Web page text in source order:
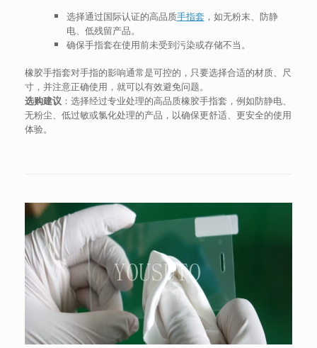
选择通过国际认证的高品质手指套 ，如无粉末、防静
电、低残留产品。
确保手指套在使用前未受到污染或存储不当。
橡胶手指套对手指的影响通常是可控的，只要选择合适的材质、尺
寸，并注意正确使用，就可以有效避免问题。
选购建议 ：选择经过专业处理的高品质橡胶手指套，例如防静电、
无粉尘、低过敏或氯化处理的产品，以确保更舒适、更安全的使用
体验。